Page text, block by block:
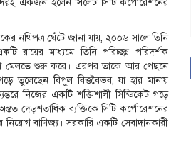
নথিপত্র ঘেঁটে জানা যায়, ২০০৬ সালে তিনি
রায়ের মাধ্যমে তিনি পরিচ্ছন্ন পরিদর্শক
মেলতে শুরু করে। এরপর তাকে আর পেছনে
তুলেছেন বিপুল বিত্তবৈভব, যা হার মানায়
নিজের একটি শক্তিশালী সিন্ডিকেট গড়ে
দেড়শতাধিক ব্যক্তিকে সিটি কর্পোরেশনের
বাণিজ্য। সরকারি একটি সেবাদানকারী